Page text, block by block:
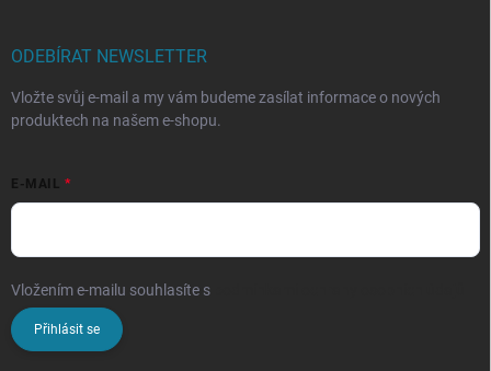
ODEBÍRAT NEWSLETTER
Vložte svůj e-mail a my vám budeme zasílat informace o nových
produktech na našem e-shopu.
E-MAIL
Vložením e-mailu souhlasíte s
Přihlásit se